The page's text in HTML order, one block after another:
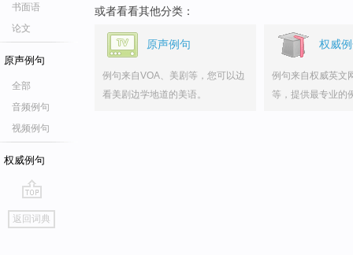
书面语
论文
原声例句
全部
音频例句
视频例句
权威例句
go
top
返回词典
或者看看其他分类：
原声例句
例句来自VOA、美剧等，您可以边
看美剧边学地道的美语。
权威
例句来自权威英文
等，提供最专业的